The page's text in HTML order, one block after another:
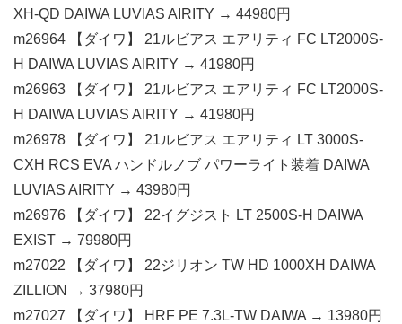
XH-QD DAIWA LUVIAS AIRITY → 44980円
m26964 【ダイワ】 21ルビアス エアリティ FC LT2000S-
H DAIWA LUVIAS AIRITY → 41980円
m26963 【ダイワ】 21ルビアス エアリティ FC LT2000S-
H DAIWA LUVIAS AIRITY → 41980円
m26978 【ダイワ】 21ルビアス エアリティ LT 3000S-
CXH RCS EVA ハンドルノブ パワーライト装着 DAIWA
LUVIAS AIRITY → 43980円
m26976 【ダイワ】 22イグジスト LT 2500S-H DAIWA
EXIST → 79980円
m27022 【ダイワ】 22ジリオン TW HD 1000XH DAIWA
ZILLION → 37980円
m27027 【ダイワ】 HRF PE 7.3L-TW DAIWA → 13980円